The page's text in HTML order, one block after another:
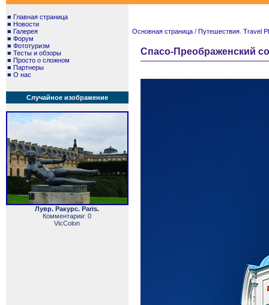
■ Главная страница
■ Новости
■ Галерея
■ Форум
■ Фототуризм
■ Тесты и обзоры
■ Просто о сложном
■ Партнеры
■ О нас
Случайное изображение
Лувр. Ракурс. Paris.
Комментарии: 0
VicColon
Основная страница / Путешествия. Travel
Спасо-Преображенский